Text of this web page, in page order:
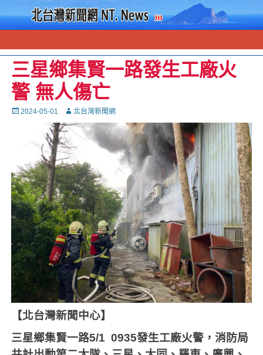
三星鄉集賢一路發生工廠火
警 無人傷亡
Posted
2024-05-01 Autor北台灣新聞網
【北台灣新聞中心】
三星鄉集賢一路5/1 0935發生工廠火警，消防局